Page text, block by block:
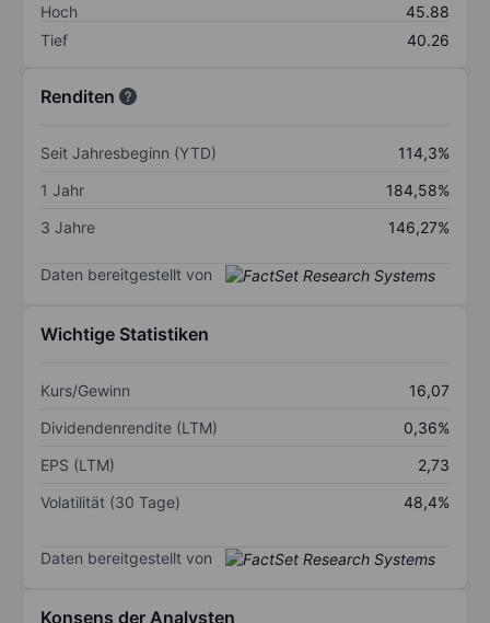
Hoch
45.88
Tief
40.26
Renditen
Seit Jahresbeginn (YTD)
114,3%
1 Jahr
184,58%
3 Jahre
146,27%
Daten bereitgestellt von
Wichtige Statistiken
Kurs/Gewinn
16,07
Dividendenrendite (LTM)
0,36%
EPS (LTM)
2,73
Volatilität (30 Tage)
48,4%
Daten bereitgestellt von
Konsens der Analysten